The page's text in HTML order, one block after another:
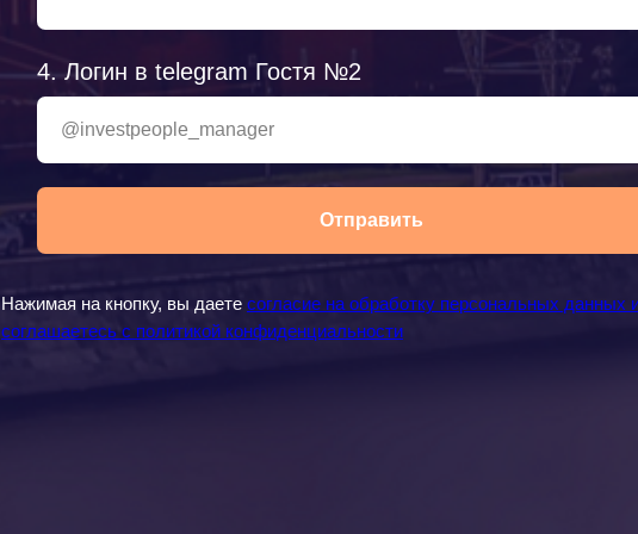
4. Логин в telegram Гостя №2
Отправить
Нажимая на кнопку, вы даете согласие на обработку персональных данных
соглашаетесь c политикой конфиденциальности